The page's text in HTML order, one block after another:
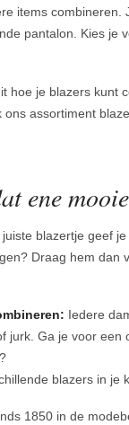
items
pantalon. Kies je
hoe je blazers kunt
assortiment
ene
juiste blazertje geef
Draag hem dan
Iedere
jurk. Ga je voor
blazers in je
1850 in de